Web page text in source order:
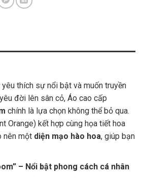
thích sự nổi bật và muốn truyền
đời lên sân cỏ, Áo cao cấp
chính là lựa chọn không thể bỏ qua.
Orange) kết hợp cùng họa tiết hoa
nên một diện mạo hào hoa, giúp bạn
– Nổi bật phong cách cá nhân